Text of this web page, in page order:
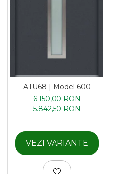
ATU68 | Model 600
6.150,00 RON
5.842,50 RON
VEZI VARIANTE